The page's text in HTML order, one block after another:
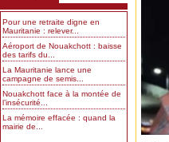
Pour une retraite digne en
Mauritanie : relever...
Aéroport de Nouakchott : baisse
des tarifs du...
La Mauritanie lance une
campagne de semis...
Nouakchott face à la montée de
l’insécurité...
La mémoire effacée : quand la
mairie de...